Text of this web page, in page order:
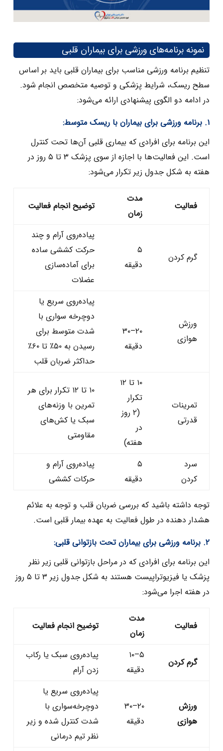
نمونه برنامه‌های ورزشی برای بیماران قلبی
تنظیم برنامه ورزشی مناسب برای بیماران قلبی باید بر اساس
سطح ریسک، شرایط پزشکی و توصیه متخصص انجام شود.
در ادامه دو الگوی پیشنهادی ارائه می‌شود:
۱. برنامه ورزشی برای بیماران با ریسک متوسط:
این برنامه برای افرادی که بیماری قلبی آن‌ها تحت کنترل
است. این فعالیت‌ها با اجازه از سوی پزشک ۳ تا ۵ روز در
هفته به شکل جدول زیر تکرار می‌شود:
فعالیت
مدت
زمان
توضیح انجام فعالیت
گرم‌ کردن
۵
دقیقه
پیاده‌روی آرام و چند
حرکت کششی ساده
برای آماده‌سازی
عضلات
ورزش
هوازی
۲۰–۳۰
دقیقه
پیاده‌روی سریع یا
دوچرخه‌ سواری با
شدت متوسط برای
رسیدن به ۵۰٪ تا ۶۰٪
حداکثر ضربان قلب
تمرینات
قدرتی
۱۰ تا ۱۲
تکرار
(۲ روز
در
هفته)
۱۰ تا ۱۲ تکرار برای هر
تمرین با وزنه‌های
سبک یا کش‌های
مقاومتی
سرد
کردن
۵
دقیقه
پیاده‌روی آرام و
حرکات کششی
توجه داشته باشید که بررسی ضربان قلب و توجه به علائم
هشدار دهنده در طول فعالیت به عهده بیمار قلبی است.
۲. برنامه ورزشی برای بیماران تحت بازتوانی قلبی:
این برنامه برای افرادی که در مراحل بازتوانی قلبی زیر نظر
پزشک یا فیزیوتراپیست هستند به شکل جدول زیر ۳ تا ۵ روز
در هفته اجرا می‌شود:
فعالیت
مدت
زمان
توضیح انجام فعالیت
گرم‌ کردن
۵–۱۰
دقیقه
پیاده‌روی سبک یا رکاب‌
زدن آرام
ورزش
هوازی
۲۰–۳۰
دقیقه
پیاده‌روی سریع یا
دوچرخه‌سواری با
شدت کنترل ‌شده و زیر
نظر تیم درمانی